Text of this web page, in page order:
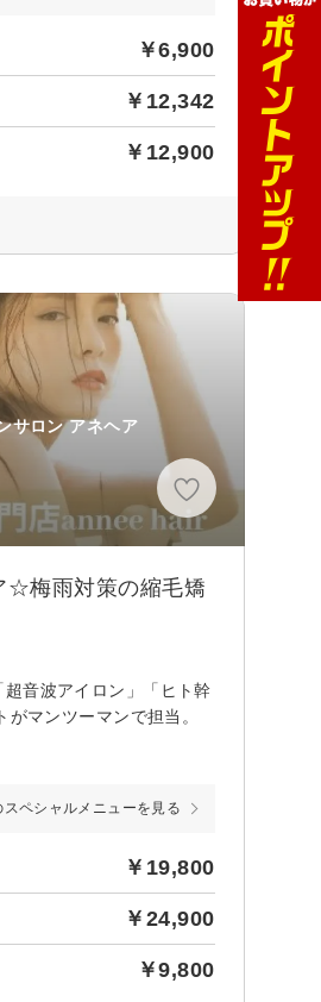
￥6,900
￥12,342
￥12,900
サロン アネヘア
☆梅雨対策の縮毛矯
音波アイロン」「ヒト幹
マンツーマンで担当。
スペシャルメニューを見る
￥19,800
￥24,900
￥9,800